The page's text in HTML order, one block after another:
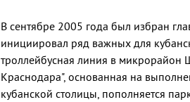
В сентябре 2005 года был избран
инициировал ряд важных для
троллейбусная линия в микрорайон
Краснодара", основанная на
кубанской столицы, пополняется